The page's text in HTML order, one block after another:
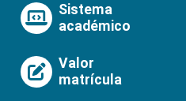
Sistema
académico
Valor
matrícula